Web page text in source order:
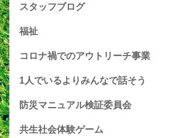
スタッフブログ
福祉
コロナ禍でのアウトリーチ事業
1人でいるよりみんなで話そう
防災マニュアル検証委員会
共生社会体験ゲーム